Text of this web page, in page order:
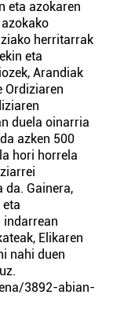
eta azokaren
herritarrak
eta
Arandiak
Ordiziaren
duela oinarria
azken 500
hori horrela
da. Gainera,
indarrean
Elikaren
nahi duen
3892-abian-